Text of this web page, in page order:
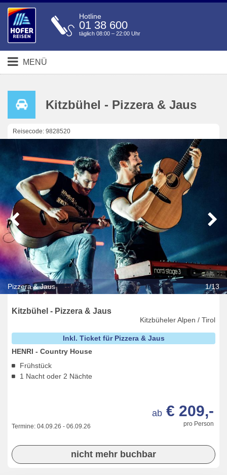
Hotline
01 38 600
täglich 08:00 – 22:00 Uhr
MENÜ
Kitzbühel - Pizzera & Jaus
Reisecode: 9828520
Pizzera & Jaus 1/13
Kitzbühel - Pizzera & Jaus
Kitzbüheler Alpen / Tirol
Inkl. Ticket für Pizzera & Jaus
HENRI - Country House
Frühstück
1 Nacht oder 2 Nächte
Termine: 04.09.26 - 06.09.26 pro Person
ab € 209,-
nicht mehr buchbar